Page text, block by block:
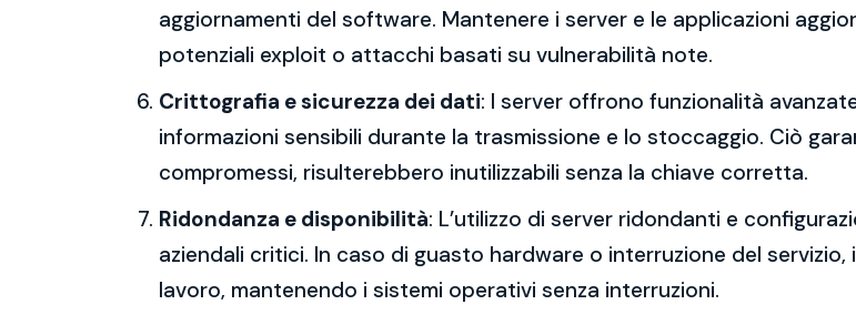
aggiornamenti del software. Mantenere i server e le applicazioni
potenziali exploit o attacchi basati su vulnerabilità note.
Crittografia e sicurezza dei dati: I server offrono funzionalità
informazioni sensibili durante la trasmissione e lo stoccaggio. Ciò
compromessi, risulterebbero inutilizzabili senza la chiave corretta.
Ridondanza e disponibilità: L’utilizzo di server ridondanti e
aziendali critici. In caso di guasto hardware o interruzione del
lavoro, mantenendo i sistemi operativi senza interruzioni.